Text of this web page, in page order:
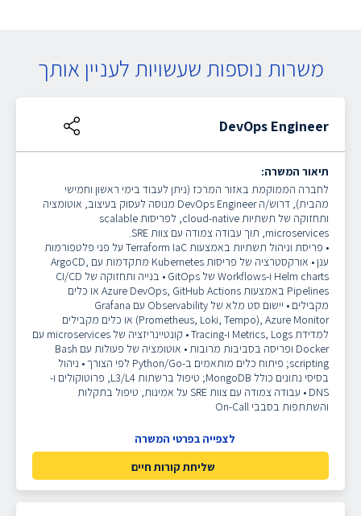
משרות נוספות שעשויות לעניין אותך
DevOps Engineer
תיאור המשרה:
לחברה הממוקמת באזור המרכז (ניתן לעבוד בימי ראשון וחמישי
מהבית), דרוש/ה DevOps Engineer מנוסה לעסוק בעיצוב, אוטומציה
ותחזוקה של תשתיות cloud-native, לפריסות scalable
microservices, תוך עבודה צמודה עם צוות SRE.
• פריסת וניהול תשתיות באמצעות Terraform IaC על פני פלטפורמות
ענן
• אורקסטרציה של פריסות Kubernetes מתקדמות עם ArgoCD,
Helm charts ו-Workflows של GitOps
• בנייה ותחזוקה של CI/CD
Pipelines באמצעות Azure DevOps, GitHub Actions או כלים
מקבילים
• יישום סט מלא של Observability עם Grafana
(Prometheus, Loki, Tempo), Azure Monitor או כלים מקבילים
למדידת Metrics, Logs ו-Tracing
• קונטיינריזציה של microservices עם
Docker ופריסה בסביבות מרובות
• אוטומציה של פעולות עם Bash
scripting; פיתוח כלים מותאמים ב-Python/Go לפי הצורך
• ניהול
בסיסי נתונים כולל MongoDB; טיפול ברשתות L3/L4, פרוטוקולים ו-
DNS
• עבודה צמודה עם צוות SRE על אמינות, טיפול בתקלות
והשתתפות בסבבי On-Call
לצפייה בפרטי המשרה
שליחת קורות חיים